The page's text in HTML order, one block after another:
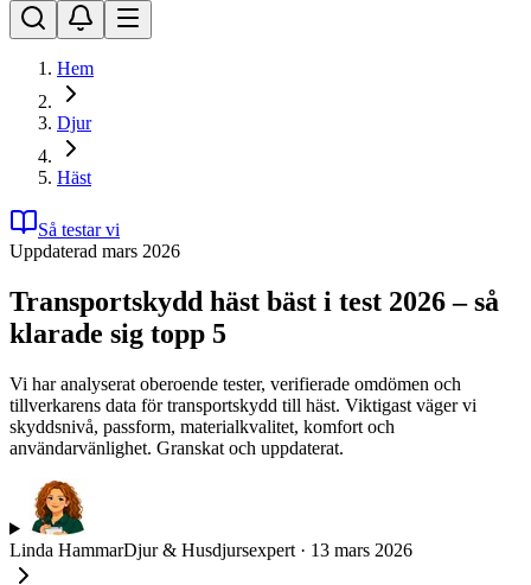
Hem
Djur
Häst
Så testar vi
Uppdaterad mars 2026
Transportskydd häst bäst i test 2026 – så
klarade sig topp 5
Vi har analyserat oberoende tester, verifierade omdömen och
tillverkarens data för transportskydd till häst. Viktigast väger vi
skyddsnivå, passform, materialkvalitet, komfort och
användarvänlighet. Granskat och uppdaterat.
Linda HammarDjur & Husdjursexpert · 13 mars 2026